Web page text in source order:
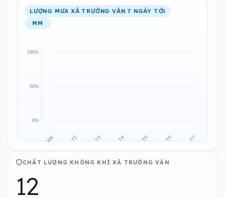
LƯỢNG MƯA XÃ TRƯỜNG VĂN 7 NGÀY TỚI
MM
CHẤT LƯỢNG KHÔNG KHÍ XÃ TRƯỜNG VĂN
12